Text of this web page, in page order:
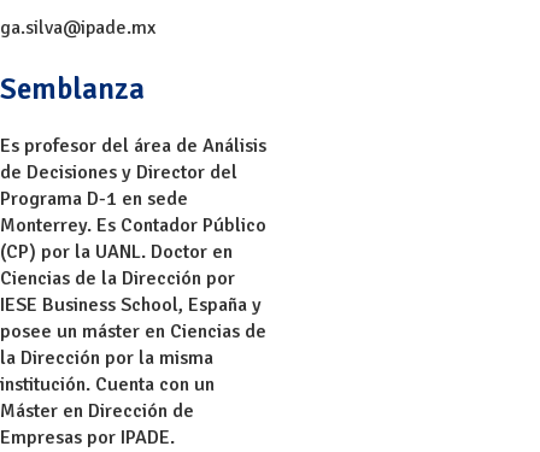
ga.silva@ipade.mx
Semblanza
Es profesor del área de Análisis
de Decisiones y Director del
Programa D-1 en sede
Monterrey. Es Contador Público
(CP) por la UANL. Doctor en
Ciencias de la Dirección por
IESE Business School, España y
posee un máster en Ciencias de
la Dirección por la misma
institución. Cuenta con un
Máster en Dirección de
Empresas por IPADE.